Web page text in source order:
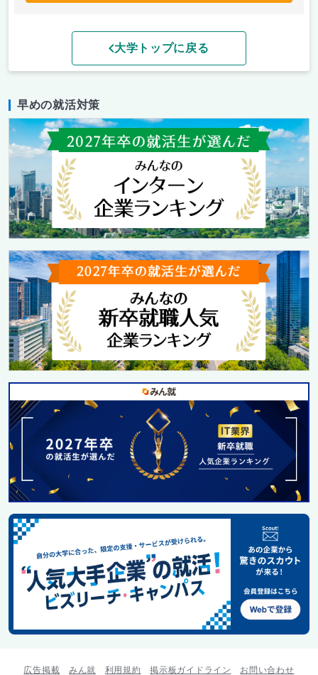
大学トップに戻る
早めの就活対策
広告掲載 みん就 利用規約 掲示板ガイドライン お問い合わせ